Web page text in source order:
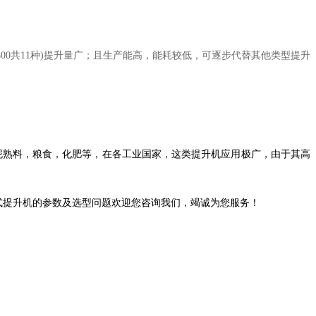
共11种)提升量广；且生产能高，能耗较低，可逐步代替其他类型提升
熟料，粮食，化肥等，在各工业国家，这类提升机应用极广，由于其高
升机的参数及选型问题欢迎您咨询我们，竭诚为您服务！